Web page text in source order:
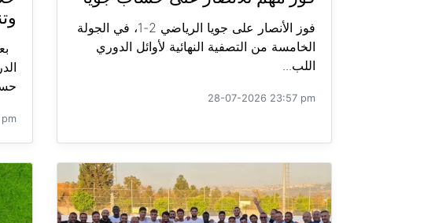
فوز الأنصار على جويا الرياضي 2-1، في الجولة
الخامسة من التصفية النهائية لأوائل الدوري
اللب...
28-07-2026 23:57 pm